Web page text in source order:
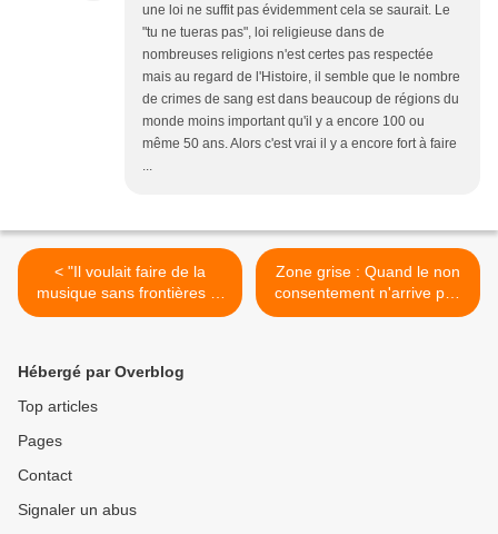
une loi ne suffit pas évidemment cela se saurait. Le
"tu ne tueras pas", loi religieuse dans de
nombreuses religions n'est certes pas respectée
mais au regard de l'Histoire, il semble que le nombre
de crimes de sang est dans beaucoup de régions du
monde moins important qu'il y a encore 100 ou
même 50 ans. Alors c'est vrai il y a encore fort à faire
...
< "Il voulait faire de la
musique sans frontières et
sans à priori" ...
Zone grise : Quand le non
consentement n'arrive pas
à s'entendre >
Hébergé par Overblog
Top articles
Pages
Contact
Signaler un abus